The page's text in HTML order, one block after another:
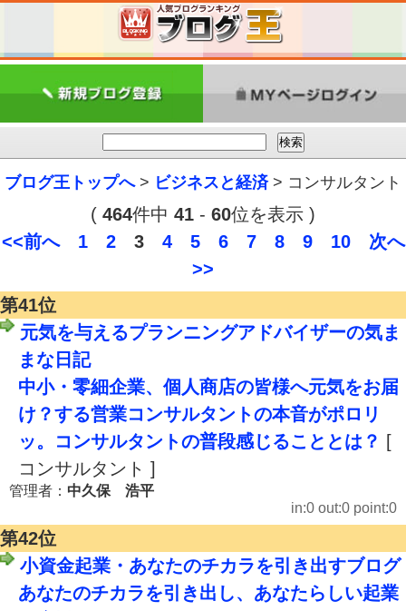
ブログ王トップへ> ビジネスと経済> コンサルタント
( 464件中 41 - 60位を表示 )
<<前へ
1 2 3 4 5 6 7 8 9 10
次へ
>>
第41位
元気を与えるプランニングアドバイザーの気ま
まな日記
中小・零細企業、個人商店の皆様へ元気をお届
け？する営業コンサルタントの本音がポロリ
ッ。コンサルタントの普段感じることとは？ [
コンサルタント ]
管理者： 中久保 浩平
in:0 out:0 point:0
第42位
小資金起業・あなたのチカラを引き出すブログ
あなたのチカラを引き出し、あなたらしい起業